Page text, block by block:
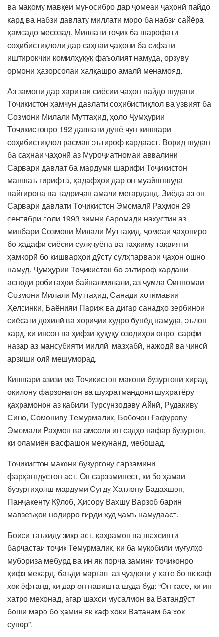
ва мақому мавқеи муносибро дар ҷомеаи ҷаҳонӣ пайдо
кард ва набзи давлату миллати моро ба набзи сайёра
ҳамсадо месозад. Миллати тоҷик ба шарофати
соҳибистиқлолӣ дар саҳнаи ҷаҳонӣ ба сифати
иштирокчии комилҳуқуқ фаъолият намуда, орзуву
ормони ҳазорсолаи халқашро амалӣ менамояд.
Аз замони дар харитаи сиёсии ҷаҳон пайдо шудани
Тоҷикистон ҳамчун давлати соҳибистиқлол ва узвият ба
Созмони Милали Муттаҳид, ҳоло Ҷумҳурии
Тоҷикистонро 192 давлати дунё чун кишвари
соҳибистиқлол расман эътироф кардааст. Ворид шудан
ба саҳнаи ҷаҳонӣ аз Муроҷиатномаи аввалини
Сарвари давлат ба мардуми шарифи Тоҷикистон
маншаъ гирифта, ҳадафҳои дар он муайяншуда
пайгирона ва тадриҷан амалӣ мегарданд. Зиёда аз он
Сарвари давлати Тоҷикистон Эмомалӣ Раҳмон 29
сентябри соли 1993 зимни баромади нахустин аз
минбари Созмони Милали Муттаҳид, ҷомеаи ҷаҳониро
бо ҳадафи сиёсии сулҳҷӯёна ва таҳкиму тақвияти
ҳамкорӣ бо кишварҳои дӯсту сулҳпарвари ҷаҳон ошно
намуд. Ҷумҳурии Тоҷикистон бо эътироф кардани
асноди робитаҳои байналмилалӣ, аз ҷумла Оинномаи
Созмони Милали Муттаҳид, Санади хотимавии
Ҳелсинки, Баёнияи Париж ва дигар санадҳо зербинои
сиёсати дохилӣ ва хориҷии худро бунёд намуда, эълон
кард, ки инсон ва ҳифзи ҳуқуқу озодиҳои онро, сарфи
назар аз мансубияти миллӣ, мазҳабӣ, нажодӣ ва ҷинсӣ
арзиши олӣ мешуморад.
Кишвари азизи мо Тоҷикистон макони бузургони хирад,
оқилону фарзонагон ва шуҳратмандони шуҳратёру
қаҳрамонон аз қабили Турсунзодаву Айнӣ, Рудакиву
Сино, Сомониву Темурмалик, Бобоҷон Ғафурову
Эмомалӣ Раҳмон ва амсоли ин садҳо нафар бузургон,
ки оламиён васфашон мекунанд, мебошад.
Тоҷикистон макони бузургону сарзамини
фарҳангдӯстон аст. Он сарзаминест, ки бо ҳамаи
бузургиҳояш мардуми Суғду Хатлону Бадахшон,
Панҷакенту Кӯлоб, Ҳисору Вахшу Варзоб барин
мавзеъҳои нодирро гирди худ ҷамъ намудааст.
Боиси таъкиду зикр аст, қаҳрамон ва шахсияти
барҷастаи тоҷик Темурмалик, ки ба муқобили муғулҳо
мубориза мебурд ва ин як порча замини тоҷиконро
ҳифз мекард, баъди маргаш аз ҷуздони ӯ хате бо як каф
хок ёфтанд, ки дар он навишта шуда буд: “Он касе, ки ин
хатро мехонад, агар шахси мусалмон ва Ватандӯст
боши маро бо ҳамин як каф хоки Ватанам ба хок
супор”.